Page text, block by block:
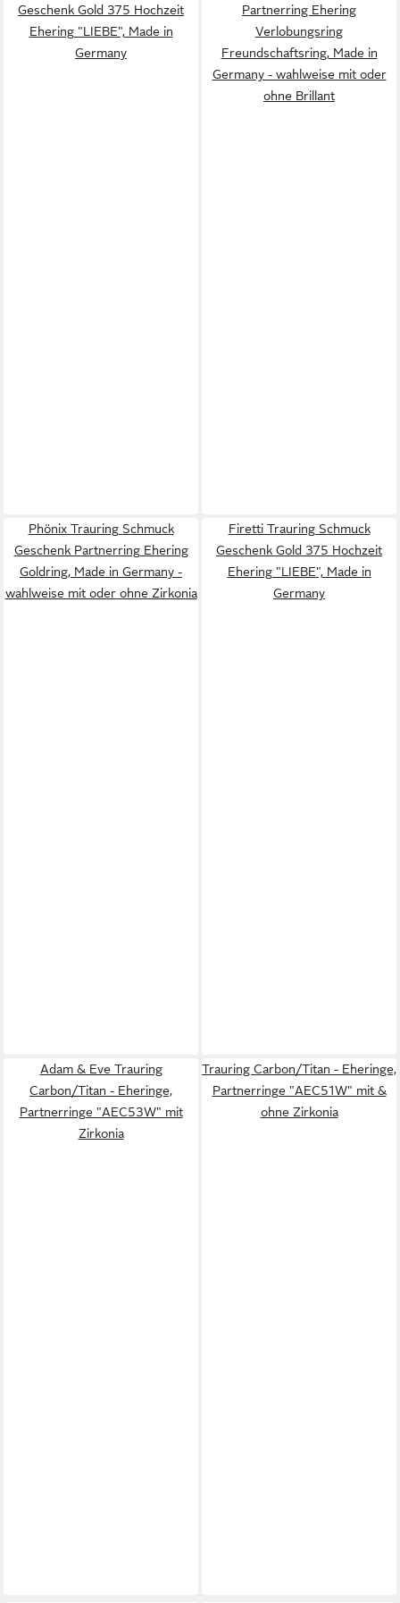
Geschenk Gold 375 Hochzeit
Ehering "LIEBE", Made in
Germany
Partnerring Ehering
Verlobungsring
Freundschaftsring, Made in
Germany - wahlweise mit oder
ohne Brillant
Phönix Trauring Schmuck
Geschenk Partnerring Ehering
Goldring, Made in Germany -
wahlweise mit oder ohne Zirkonia
Firetti Trauring Schmuck
Geschenk Gold 375 Hochzeit
Ehering "LIEBE", Made in
Germany
Adam & Eve Trauring
Carbon/Titan - Eheringe,
Partnerringe "AEC53W" mit
Zirkonia
Trauring Carbon/Titan - Eheringe,
Partnerringe "AEC51W" mit &
ohne Zirkonia